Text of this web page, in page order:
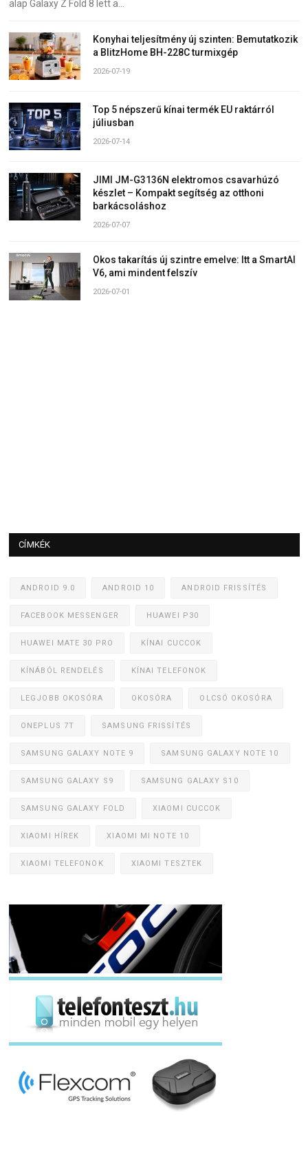
alap Galaxy Z Fold 8 lett a…
Konyhai teljesítmény új szinten: Bemutatkozik
a BlitzHome BH-228C turmixgép
2026-07-19
Top 5 népszerű kínai termék EU raktárról
júliusban
2026-07-14
JIMI JM-G3136N elektromos csavarhúzó
készlet – Kompakt segítség az otthoni
barkácsoláshoz
2026-07-07
Okos takarítás új szintre emelve: Itt a SmartAI
V6, ami mindent felszív
2026-07-01
CÍMKÉK
ANDROID 9.0 ANDROID 10 ANDROID FRISSÍTÉS
FACEBOOK MESSENGER HUAWEI P30
HUAWEI MATE 30 PRO KÍNAI CUCCOK
KÍNÁBÓL RENDELÉS KÍNAI TELEFONOK
LEGJOBB OKOSÓRA OKOSÓRA OLCSÓ OKOSÓRA
ONEPLUS 7T SAMSUNG FRISSÍTÉS
SAMSUNG GALAXY NOTE 9 SAMSUNG GALAXY NOTE 10
SAMSUNG GALAXY S9 SAMSUNG GALAXY S10
SAMSUNG GALAXY FOLD XIAOMI CUCCOK
XIAOMI HÍREK XIAOMI MI NOTE 10
XIAOMI TELEFONOK XIAOMI TESZTEK